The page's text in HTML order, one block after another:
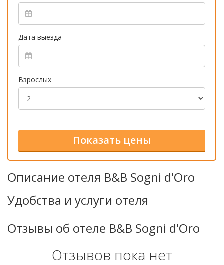
Дата выезда
Взрослых
Описание отеля B&B Sogni d'Oro
Удобства и услуги отеля
Отзывы об отеле B&B Sogni d'Oro
Отзывов пока нет